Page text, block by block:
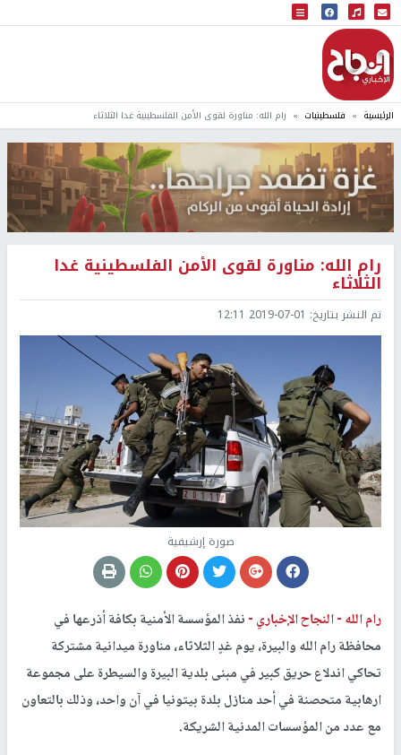
البث المباشر
إذاعة النجاح
الرئيسية فلسطينيات رام الله: مناورة لقوى الأمن الفلسطينية غدا الثلاثاء
رام الله: مناورة لقوى الأمن الفلسطينية غدا
الثلاثاء
تم النشر بتاريخ: 2019-07-01 12:11
صورة إرشيفية
رام الله -النجاح الإخباري -نفذ المؤسسة الأمنية بكافة أذرعها في
محافظة رام الله والبيرة، يوم غدٍ الثلاثاء، مناورة ميدانية مشتركة
تحاكي اندلاع حريق كبير في مبنى بلدية البيرة والسيطرة على مجموعة
ارهابية متحصنة في أحد منازل بلدة بيتونيا في آن واحد، وذلك بالتعاون
مع عدد من المؤسسات المدنية الشريكة.